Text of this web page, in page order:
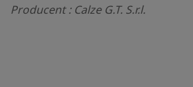
Producent : Calze G.T. S.r.l.